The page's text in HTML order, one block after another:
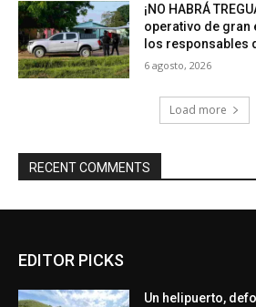
¡NO HABRÁ
operativo de gran
los responsables
6 agosto, 2026
Load more
RECENT COMMENTS
EDITOR PICKS
Un helipuerto,